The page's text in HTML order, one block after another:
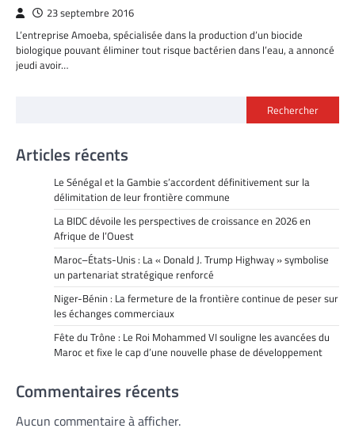
23 septembre 2016
L’entreprise Amoeba, spécialisée dans la production d’un biocide
biologique pouvant éliminer tout risque bactérien dans l’eau, a annoncé
jeudi avoir…
Rechercher
Articles récents
Le Sénégal et la Gambie s’accordent définitivement sur la
délimitation de leur frontière commune
La BIDC dévoile les perspectives de croissance en 2026 en
Afrique de l’Ouest
Maroc–États-Unis : La « Donald J. Trump Highway » symbolise
un partenariat stratégique renforcé
Niger-Bénin : La fermeture de la frontière continue de peser sur
les échanges commerciaux
Fête du Trône : Le Roi Mohammed VI souligne les avancées du
Maroc et fixe le cap d’une nouvelle phase de développement
Commentaires récents
Aucun commentaire à afficher.